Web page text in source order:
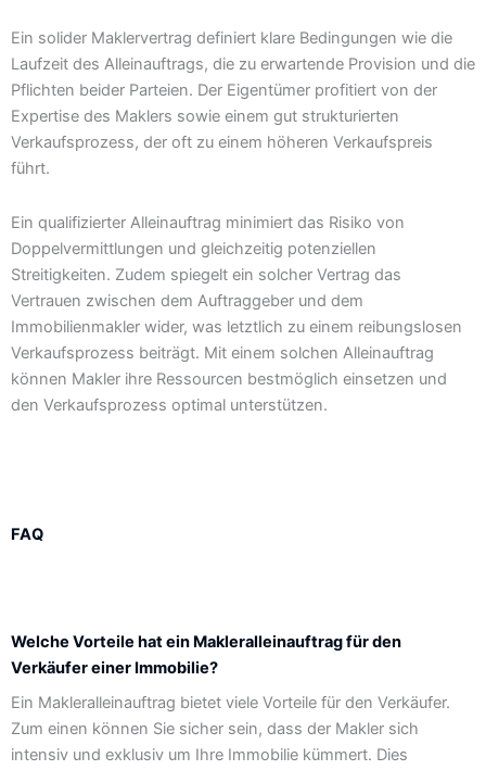
Ein solider Maklervertrag definiert klare Bedingungen wie die
Laufzeit des Alleinauftrags, die zu erwartende Provision und die
Pflichten beider Parteien. Der Eigentümer profitiert von der
Expertise des Maklers sowie einem gut strukturierten
Verkaufsprozess, der oft zu einem höheren Verkaufspreis
führt.
Ein qualifizierter Alleinauftrag minimiert das Risiko von
Doppelvermittlungen und gleichzeitig potenziellen
Streitigkeiten. Zudem spiegelt ein solcher Vertrag das
Vertrauen zwischen dem Auftraggeber und dem
Immobilienmakler wider, was letztlich zu einem reibungslosen
Verkaufsprozess beiträgt. Mit einem solchen Alleinauftrag
können Makler ihre Ressourcen bestmöglich einsetzen und
den Verkaufsprozess optimal unterstützen.
FAQ
Welche Vorteile hat ein Makleralleinauftrag für den
Verkäufer einer Immobilie?
Ein Makleralleinauftrag bietet viele Vorteile für den Verkäufer.
Zum einen können Sie sicher sein, dass der Makler sich
intensiv und exklusiv um Ihre Immobilie kümmert. Dies